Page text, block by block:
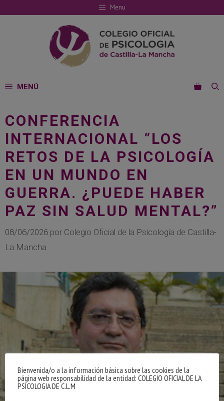
al
Menu
MENÚ
CONFERENCIA
INTERNACIONAL “LOS
RETOS DE LA PSICOLOGÍA
EN UN MUNDO EN
GUERRA. ¿PUEDE HABER
PAZ SIN SALUD MENTAL?”
08/06/2026 por Colegio Oficial de la Psicología de Castilla-
La Mancha
Bienvenida/o a la información básica sobre las cookies de la
página web responsabilidad de la entidad: COLEGIO OFICIAL DE LA
PSICOLOGIA DE C.L.M